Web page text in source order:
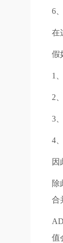
6
在
假
1
2
3
4
因
除
合
值